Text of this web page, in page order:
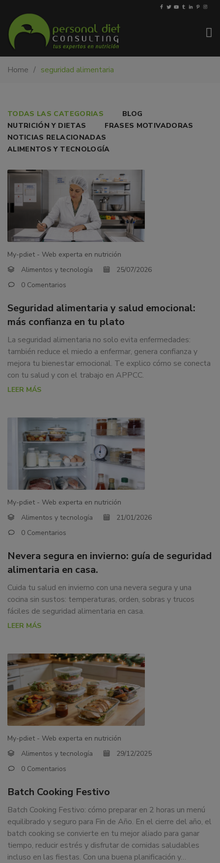
PDiet.com
y
Barcelona.
Mejoramos
la
nutrición
las
personas
también
dedicamos
a
la
docencia
y
formación
la
nutrición
alimentaria
tanto
para
particulares,
organismos,
ferias,
eventos.
Home seguridad alimentaria
SEGURIDAD
ALIMENTARIA
Y
SALUD
EMOCIONAL:
MÁS
CONFIANZA
EN
TU
PLATO
TODAS LAS CATEGORIAS
BLOG
NUTRICIÓN Y DIETAS
FRASES MOTIVADORAS
NOTICIAS RELACIONADAS
ALIMENTOS Y TECNOLOGÍA
My-pdiet - Web experta en nutrición
Alimentos y tecnología
25/07/2026
0 Comentarios
Seguridad alimentaria y salud emocional:
más confianza en tu plato
La seguridad alimentaria no solo evita enfermedades:
también reduce el miedo a enfermar, genera confianza y
mejora tu bienestar emocional. Te explico cómo se conecta
con tu salud y con el trabajo en APPCC.
LEER MÁS
My-pdiet - Web experta en nutrición
Alimentos y tecnología
21/01/2026
0 Comentarios
Nevera segura en invierno: guía de seguridad
alimentaria en casa.
Cuida tu salud en invierno con una nevera segura y una
cocina sin sustos: temperaturas, orden, sobras y trucos
fáciles de seguridad alimentaria en casa.
LEER MÁS
My-pdiet - Web experta en nutrición
Alimentos y tecnología
29/12/2025
0 Comentarios
Batch Cooking Festivo
Batch Cooking Festivo: cómo preparar en 2 horas un menú
equilibrado y seguro para Fin de Año. En el cierre del año, el
batch cooking se convierte en tu mejor aliado para ganar
tiempo, reducir estrés y disfrutar de comidas saludables
incluso en las fiestas. Con una buena planificación y…